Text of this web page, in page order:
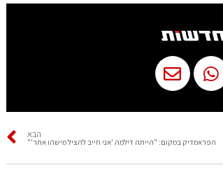
הבא
הפראמדיק במקום: "הייתה דילמה 'אני חייב להציל מישהו אחר'"